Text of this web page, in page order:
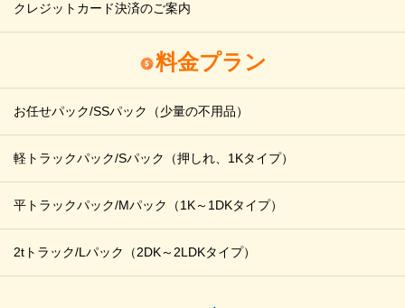
クレジットカード決済のご案内
料金プラン
お任せパック/SSパック （少量の不用品）
軽トラックパック/Sパック （押しれ、1Kタイプ）
平トラックパック/Mパック （1K～1DKタイプ）
2tトラック/Lパック （2DK～2LDKタイプ）